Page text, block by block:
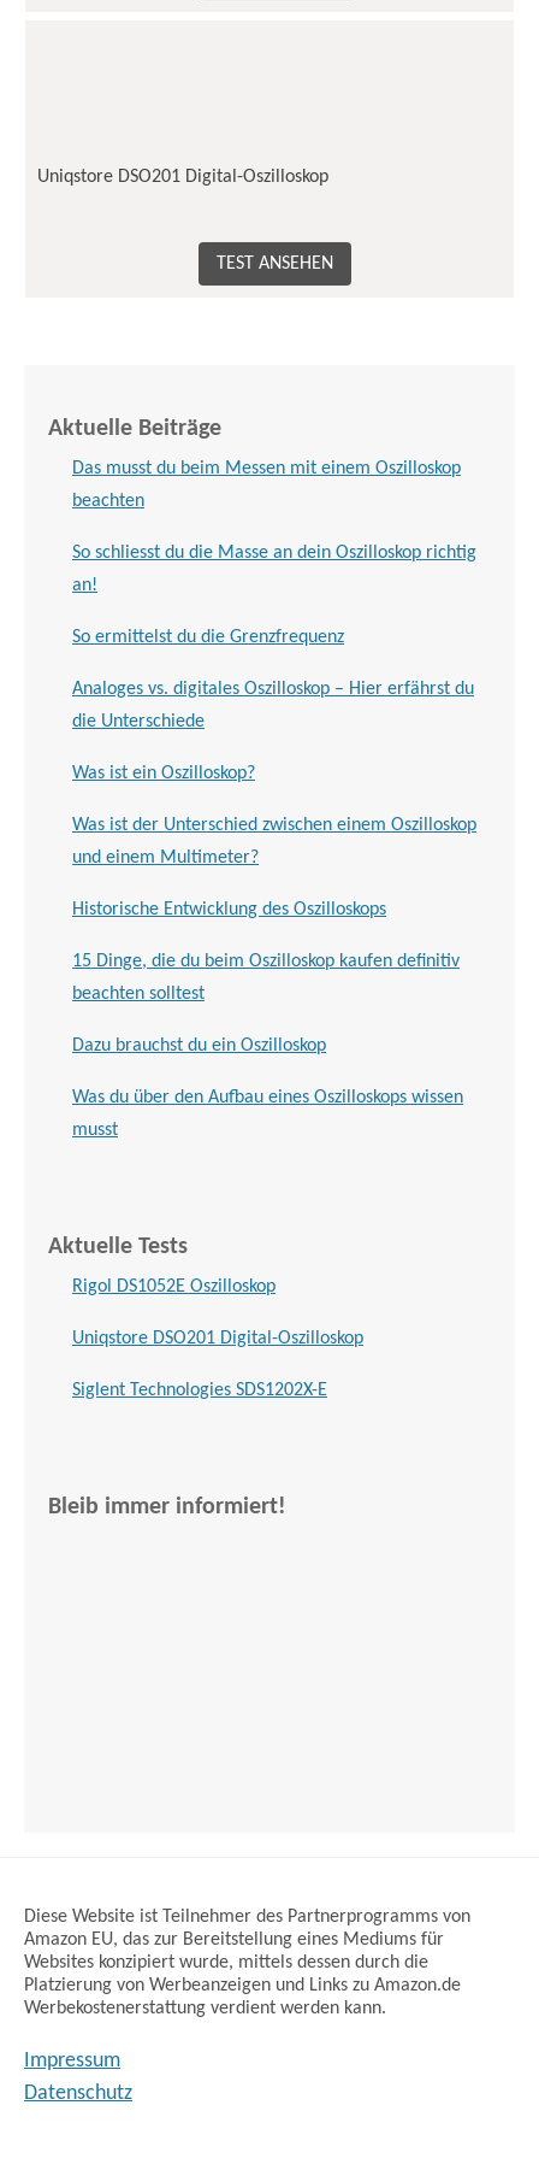
Uniqstore DSO201 Digital-Oszilloskop
TEST ANSEHEN
Aktuelle Beiträge
Das musst du beim Messen mit einem Oszilloskop
beachten
So schliesst du die Masse an dein Oszilloskop richtig
an!
So ermittelst du die Grenzfrequenz
Analoges vs. digitales Oszilloskop – Hier erfährst du
die Unterschiede
Was ist ein Oszilloskop?
Was ist der Unterschied zwischen einem Oszilloskop
und einem Multimeter?
Historische Entwicklung des Oszilloskops
15 Dinge, die du beim Oszilloskop kaufen definitiv
beachten solltest
Dazu brauchst du ein Oszilloskop
Was du über den Aufbau eines Oszilloskops wissen
musst
Aktuelle Tests
Rigol DS1052E Oszilloskop
Uniqstore DSO201 Digital-Oszilloskop
Siglent Technologies SDS1202X-E
Bleib immer informiert!
Diese Website ist Teilnehmer des Partnerprogramms von
Amazon EU, das zur Bereitstellung eines Mediums für
Websites konzipiert wurde, mittels dessen durch die
Platzierung von Werbeanzeigen und Links zu Amazon.de
Werbekostenerstattung verdient werden kann.
Impressum
Datenschutz